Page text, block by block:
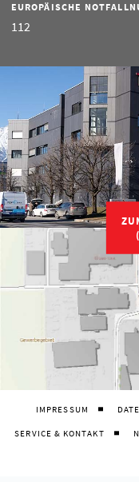
EUROPÄISCHE
112
IMPRESSUM
SERVICE & KONTAKT